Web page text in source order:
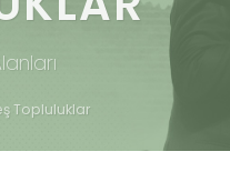
Topluluklar